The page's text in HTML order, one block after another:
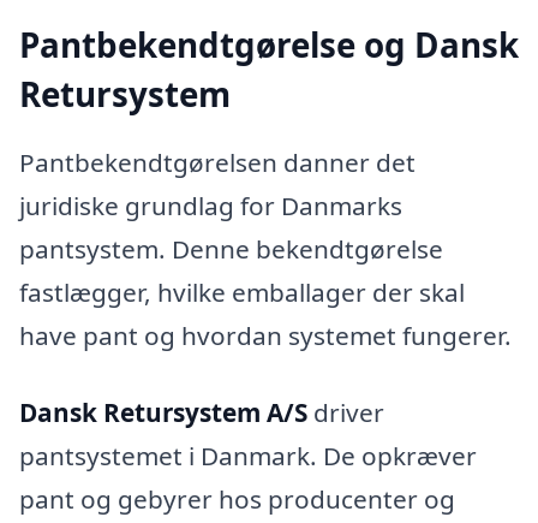
Pantbekendtgørelse og Dansk
Retursystem
Pantbekendtgørelsen danner det
juridiske grundlag for Danmarks
pantsystem. Denne bekendtgørelse
fastlægger, hvilke emballager der skal
have pant og hvordan systemet fungerer.
Dansk Retursystem A/S driver
pantsystemet i Danmark. De opkræver
pant og gebyrer hos producenter og